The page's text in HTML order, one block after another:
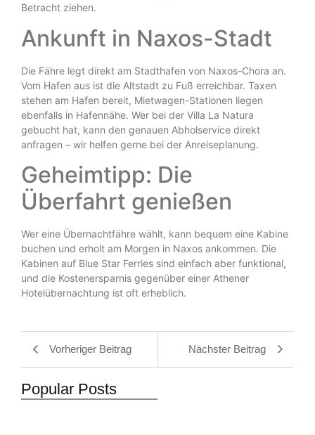
Betracht ziehen.
Ankunft in Naxos-Stadt
Die Fähre legt direkt am Stadthafen von Naxos-Chora an.
Vom Hafen aus ist die Altstadt zu Fuß erreichbar. Taxen
stehen am Hafen bereit, Mietwagen-Stationen liegen
ebenfalls in Hafennähe. Wer bei der Villa La Natura
gebucht hat, kann den genauen Abholservice direkt
anfragen – wir helfen gerne bei der Anreiseplanung.
Geheimtipp: Die
Überfahrt genießen
Wer eine Übernachtfähre wählt, kann bequem eine Kabine
buchen und erholt am Morgen in Naxos ankommen. Die
Kabinen auf Blue Star Ferries sind einfach aber funktional,
und die Kostenersparnis gegenüber einer Athener
Hotelübernachtung ist oft erheblich.
Vorheriger Beitrag Nächster Beitrag
Popular Posts